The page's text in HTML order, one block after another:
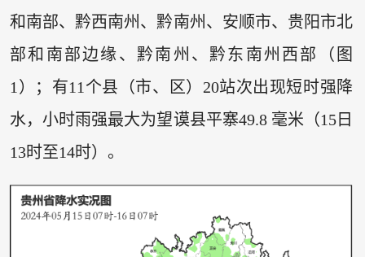
和南部、黔西南州、黔南州、安顺市、贵阳市北
部和南部边缘、黔南州、黔东南州西部（图
1）；有11个县（市、区）20站次出现短时强降
水，小时雨强最大为望谟县平寨49.8 毫米（15日
13时至14时）。